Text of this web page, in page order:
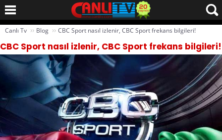
Canlı Tv ›› Blog ›› CBC Sport nasıl izlenir, CBC Sport frekans bilgileri!
CBC Sport nasıl izlenir, CBC Sport frekans bilgileri!